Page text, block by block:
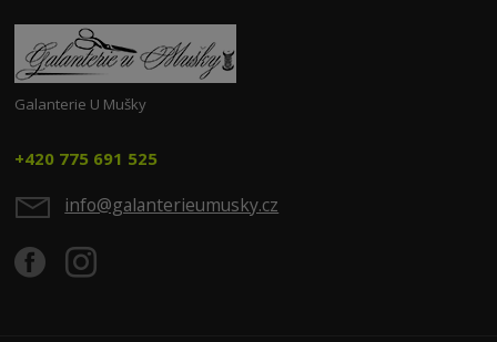
Galanterie U Mušky
+420 775 691 525
info@galanterieumusky.cz